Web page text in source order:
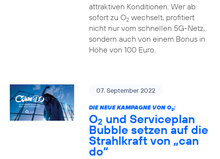
attraktiven Konditionen: Wer ab
sofort zu O2wechselt, profitiert
nicht nur vom schnellen 5G-Netz,
sondern auch von einem Bonus in
Höhe von 100 Euro.
07. September 2022
DIE NEUE KAMPAGNE VON O2:
O2 und Serviceplan
Bubble setzen auf die
Strahlkraft von „can
do“